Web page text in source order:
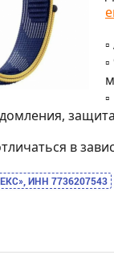
в
ИНН 7736207543